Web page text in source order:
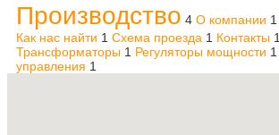
Производство 4 О компании 1
Как нас найти 1 Схема проезда 1 Контакты 1
Трансформаторы 1 Регуляторы мощности 1
управления 1